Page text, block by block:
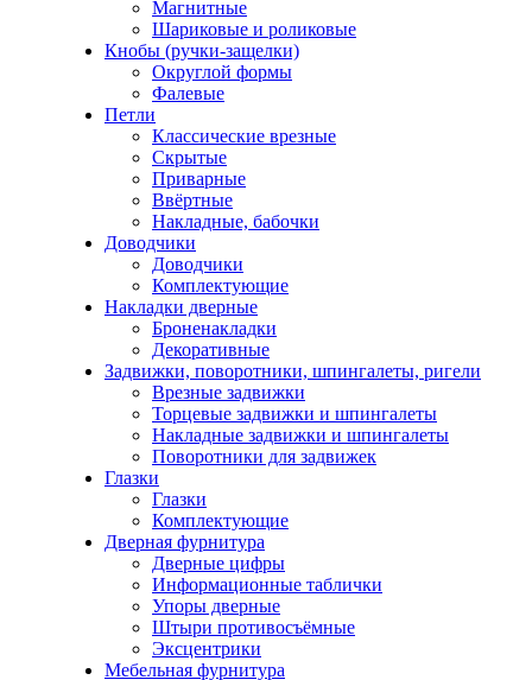
Магнитные
Шариковые и роликовые
Кнобы (ручки-защелки)
Округлой формы
Фалевые
Петли
Классические врезные
Скрытые
Приварные
Ввёртные
Накладные, бабочки
Доводчики
Доводчики
Комплектующие
Накладки дверные
Броненакладки
Декоративные
Задвижки, поворотники, шпингалеты, ригели
Врезные задвижки
Торцевые задвижки и шпингалеты
Накладные задвижки и шпингалеты
Поворотники для задвижек
Глазки
Глазки
Комплектующие
Дверная фурнитура
Дверные цифры
Информационные таблички
Упоры дверные
Штыри противосъёмные
Эксцентрики
Мебельная фурнитура